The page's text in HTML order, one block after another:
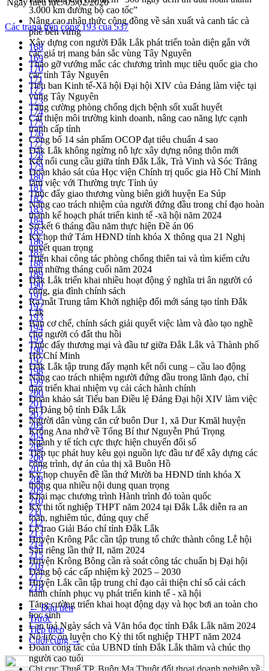
3.000 km đường bộ cao tốc”
Nâng cao nhận thức cộng đồng về sản xuất và canh tác cà
phê bền vững
Xây dựng con người Đắk Lắk phát triển toàn diện gắn với
các giá trị mang bản sắc vùng Tây Nguyên
Tháo gỡ vướng mắc các chương trình mục tiêu quốc gia cho
các tỉnh Tây Nguyên
Tiểu ban Kinh tế-Xã hội Đại hội XIV của Đảng làm việc tại
vùng Tây Nguyên
Tăng cường phòng chống dịch bệnh sốt xuất huyết
Cải thiện môi trường kinh doanh, nâng cao năng lực cạnh
tranh cấp tỉnh
Công bố 14 sản phẩm OCOP đạt tiêu chuẩn 4 sao
Đắk Lắk không ngừng nỗ lực xây dựng nông thôn mới
Kết nối cung cầu giữa tỉnh Đắk Lắk, Trà Vinh và Sóc Trăng
Đoàn khảo sát của Học viện Chính trị quốc gia Hồ Chí Minh
làm việc với Thường trực Tỉnh ủy
Thúc đẩy giao thương vùng biên giới huyện Ea Súp
Nâng cao trách nhiệm của người đứng đầu trong chỉ đạo hoàn
thành kế hoạch phát triển kinh tế -xã hội năm 2024
Sơ kết 6 tháng đầu năm thực hiện Đề án 06
Kỳ họp thứ Tám HĐND tỉnh khóa X thông qua 21 Nghị
quyết quan trọng
Triển khai công tác phòng chống thiên tai và tìm kiếm cứu
nạn những tháng cuối năm 2024
Đắk Lắk triển khai nhiều hoạt động ý nghĩa tri ân người có
công, gia đình chính sách
Ra mắt Trung tâm Khởi nghiệp đổi mới sáng tạo tỉnh Đắk
Lắk
Bàn cơ chế, chính sách giải quyết việc làm và đào tạo nghề
cho người có đất thu hồi
Thúc đẩy thương mại và đầu tư giữa Đắk Lắk và Thành phố
Hồ Chí Minh
Đắk Lắk tập trung đẩy mạnh kết nối cung – cầu lao động
Nâng cao trách nhiệm người đứng đầu trong lãnh đạo, chỉ
đạo triển khai nhiệm vụ cải cách hành chính
Đoàn khảo sát Tiểu ban Điều lệ Đảng Đại hội XIV làm việc
tại Đảng bộ tỉnh Đắk Lắk
Người dân vùng căn cứ buôn Dur 1, xã Dur Kmăl huyện
Krông Ana nhớ về Tổng Bí thư Nguyễn Phú Trọng
Ngành y tế tích cực thực hiện chuyển đổi số
Tiếp tục phát huy kêu gọi nguồn lực đầu tư để xây dựng các
công trình, dự án của thị xã Buôn Hồ
Kỳ họp chuyên đề lần thứ Mười ba HĐND tỉnh khóa X
thông qua nhiều nội dung quan trọng
Khai mạc chương trình Hành trình đỏ toàn quốc
Kỳ thi tốt nghiệp THPT năm 2024 tại Đắk Lắk diễn ra an
toàn, nghiêm túc, đúng quy chế
Lễ trao Giải Báo chí tỉnh Đắk Lắk
Huyện Krông Pắc cần tập trung tổ chức thành công Lễ hội
Sầu riêng lần thứ II, năm 2024
Huyện Krông Bông cần rà soát công tác chuẩn bị Đại hội
Đảng bộ các cấp nhiệm kỳ 2025 – 2030
Huyện Lắk cần tập trung chỉ đạo cải thiện chỉ số cải cách
hành chính phục vụ phát triển kinh tế - xã hội
Tăng cường triển khai hoạt động dạy và học bơi an toàn cho
học sinh
Lan toả Ngày sách và Văn hóa đọc tỉnh Đắk Lắk năm 2024
Nỗ lực ôn luyện cho Kỳ thi tốt nghiệp THPT năm 2024
Đoàn công tác của UBND tỉnh Đắk Lắk thăm và chúc thọ
người cao tuổi
Ngày hiệu lực:05/02/2020
Các trang trên cổng 193 của 537
168
169
170
171
172
173
174
175
176
177
178
179
180
181
182
183
184
185
186
187
188
189
190
191
192
193
194
195
196
197
198
199
200
201
202
203
204
205
206
207
208
209
210
211
212
213
214
215
216
217
218
← Đầu tiên
Trước
Tiếp theo
Cuối cùng →